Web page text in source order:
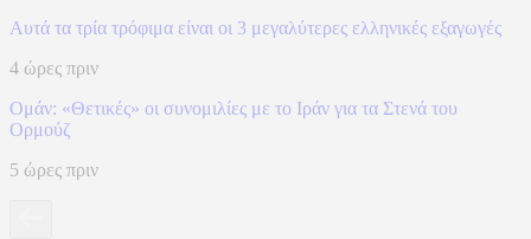
Αυτά τα τρία τρόφιμα είναι οι 3 μεγαλύτερες ελληνικές εξαγωγές
4 ώρες πριν
Ομάν: «Θετικές» οι συνομιλίες με το Ιράν για τα Στενά του
Ορμούζ
5 ώρες πριν